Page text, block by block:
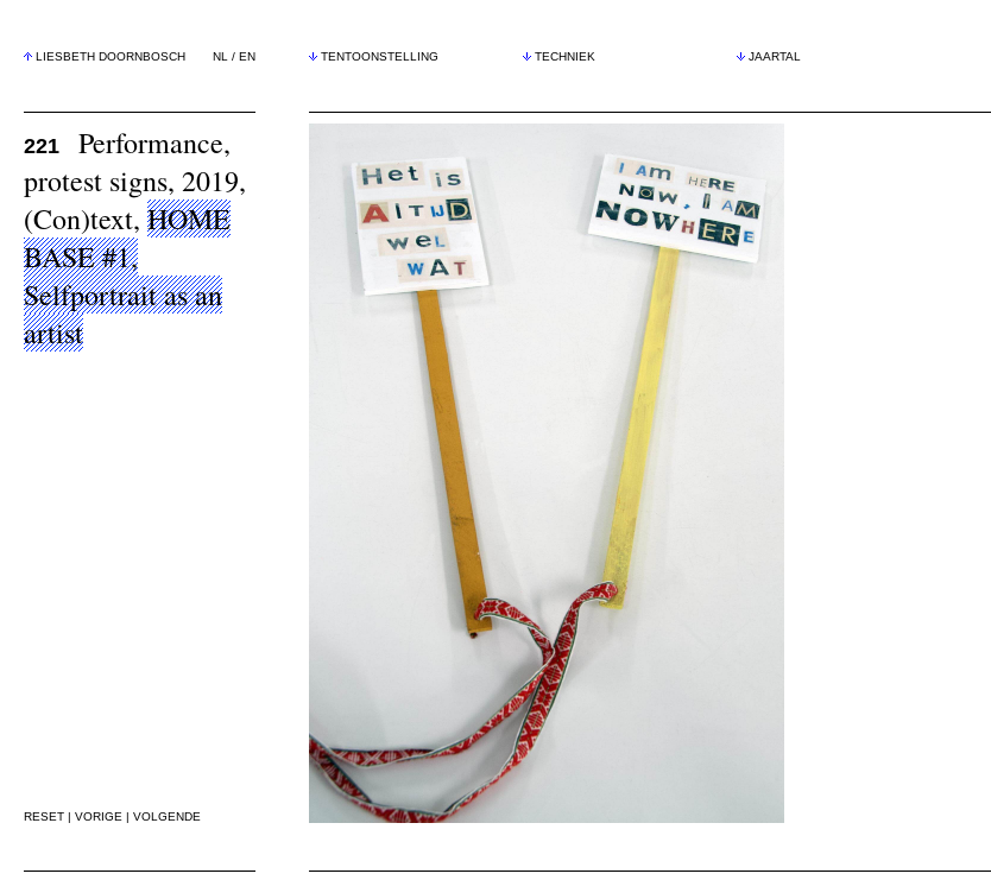
LIESBETH DOORNBOSCH NL / EN TENTOONSTELLING TECHNIEK JAARTAL
221
Performance,
protest signs, 2019,
(Con)text, HOME
BASE #1,
Selfportrait as an
artist
RESET | VORIGE | VOLGENDE